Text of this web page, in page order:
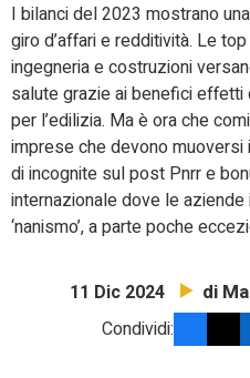
I bilanci del 2023 mostrano
giro d’affari e redditività. Le
ingegneria e costruzioni
salute grazie ai benefici
per l’edilizia. Ma è ora che
imprese che devono muoversi
di incognite sul post Pnrr e
internazionale dove le
‘nanismo’, a parte poche
11 Dic 2024 di
Condividi: